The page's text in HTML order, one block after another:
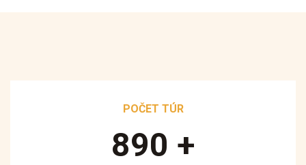
POČET TÚR
890 +